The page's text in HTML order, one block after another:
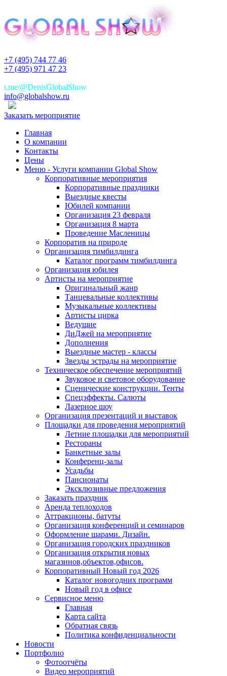
+7 (495) 744 77 46
+7 (495) 971 47 23
t.me/@DenisGlobalShow
info@globalshow.ru
Заказать мероприятие
Главная
О компании
Контакты
Цены
Меню - Услуги компании Global Show
Корпоративные мероприятия
Корпоративные праздники
Выездные квесты
Юбилей компании
Организация 23 февраля
Организация 8 марта
Проведение Масленицы
Корпоратив на природе
Организация тимбилдинга
Каталог программ тимбилдинга
Организация юбилея
Артисты на мероприятие
Оригинальный жанр
Танцевальные коллективы
Музыкальные коллективы
Артисты цирка
Ведущие
ДиДжей на мероприятие
Дополнения
Выездные мастер - классы
Звезды эстрады на мероприятие
Техническое обеспечение мероприятий
Звуковое и световое оборудование
Сценические конструкции. Тенты
Спецэффекты. Салюты
Лазерное шоу
Организация презентаций и выставок
Площадки для проведения мероприятий
Летние площадки для мероприятий
Рестораны
Банкетные залы
Конференц-залы
Усадьбы
Пансионаты
Эксклюзивные предложения
Заказать праздник
Аренда теплоходов
Аттракционы, батуты
Организация конференций и семинаров
Оформление шарами. Дизайн.
Организация городских праздников
Организация открытия новых
магазинов,объектов,офисов.
Корпоративный Новый год 2026
Каталог новогодних программ
Новый год в офисе
Сервисное меню
Главная
Карта сайта
Обратная связь
Политика конфиденциальности
Новости
Портфолио
Фотоотчёты
Видео мероприятий